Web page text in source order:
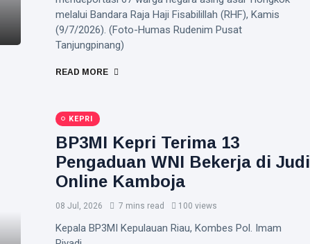
melalui Bandara Raja Haji Fisabilillah (RHF), Kamis
(9/7/2026). (Foto-Humas Rudenim Pusat
Tanjungpinang)
READ MORE
KEPRI
BP3MI Kepri Terima 13
Pengaduan WNI Bekerja di Judi
Online Kamboja
08 Jul, 2026 7 mins read 100 views
Kepala BP3MI Kepulauan Riau, Kombes Pol. Imam